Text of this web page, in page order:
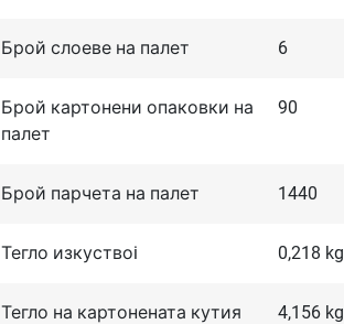
Брой слоеве на палет 6
Брой картонени опаковки на
палет
90
Брой парчета на палет 1440
Тегло изкуствоi 0,218 kg
Тегло на картонената кутия 4,156 kg